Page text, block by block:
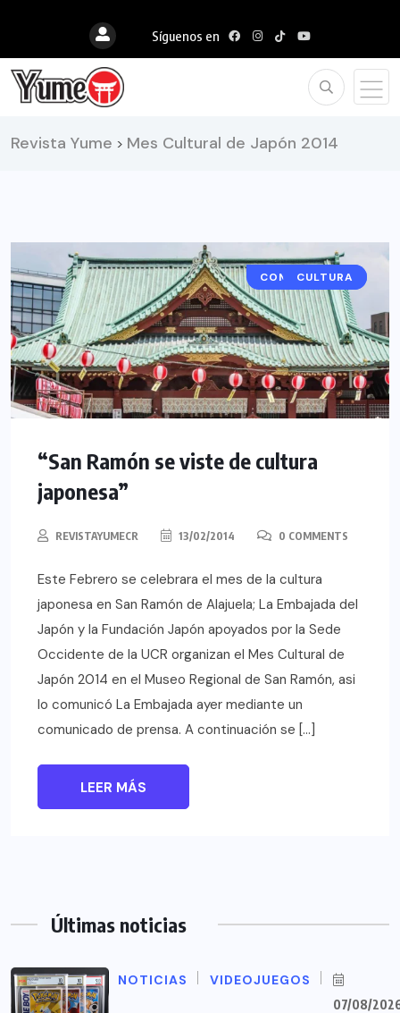
Síguenos en
Revista Yume > Mes Cultural de Japón 2014
COMUNICADOS
CULTURA
“San Ramón se viste de cultura
japonesa”
REVISTAYUMECR 13/02/2014 0 COMMENTS
Este Febrero se celebrara el mes de la cultura
japonesa en San Ramón de Alajuela; La Embajada del
Japón y la Fundación Japón apoyados por la Sede
Occidente de la UCR organizan el Mes Cultural de
Japón 2014 en el Museo Regional de San Ramón, asi
lo comunicó La Embajada ayer mediante un
comunicado de prensa. A continuación se […]
LEER MÁS
Últimas noticias
NOTICIAS VIDEOJUEGOS
07/08/